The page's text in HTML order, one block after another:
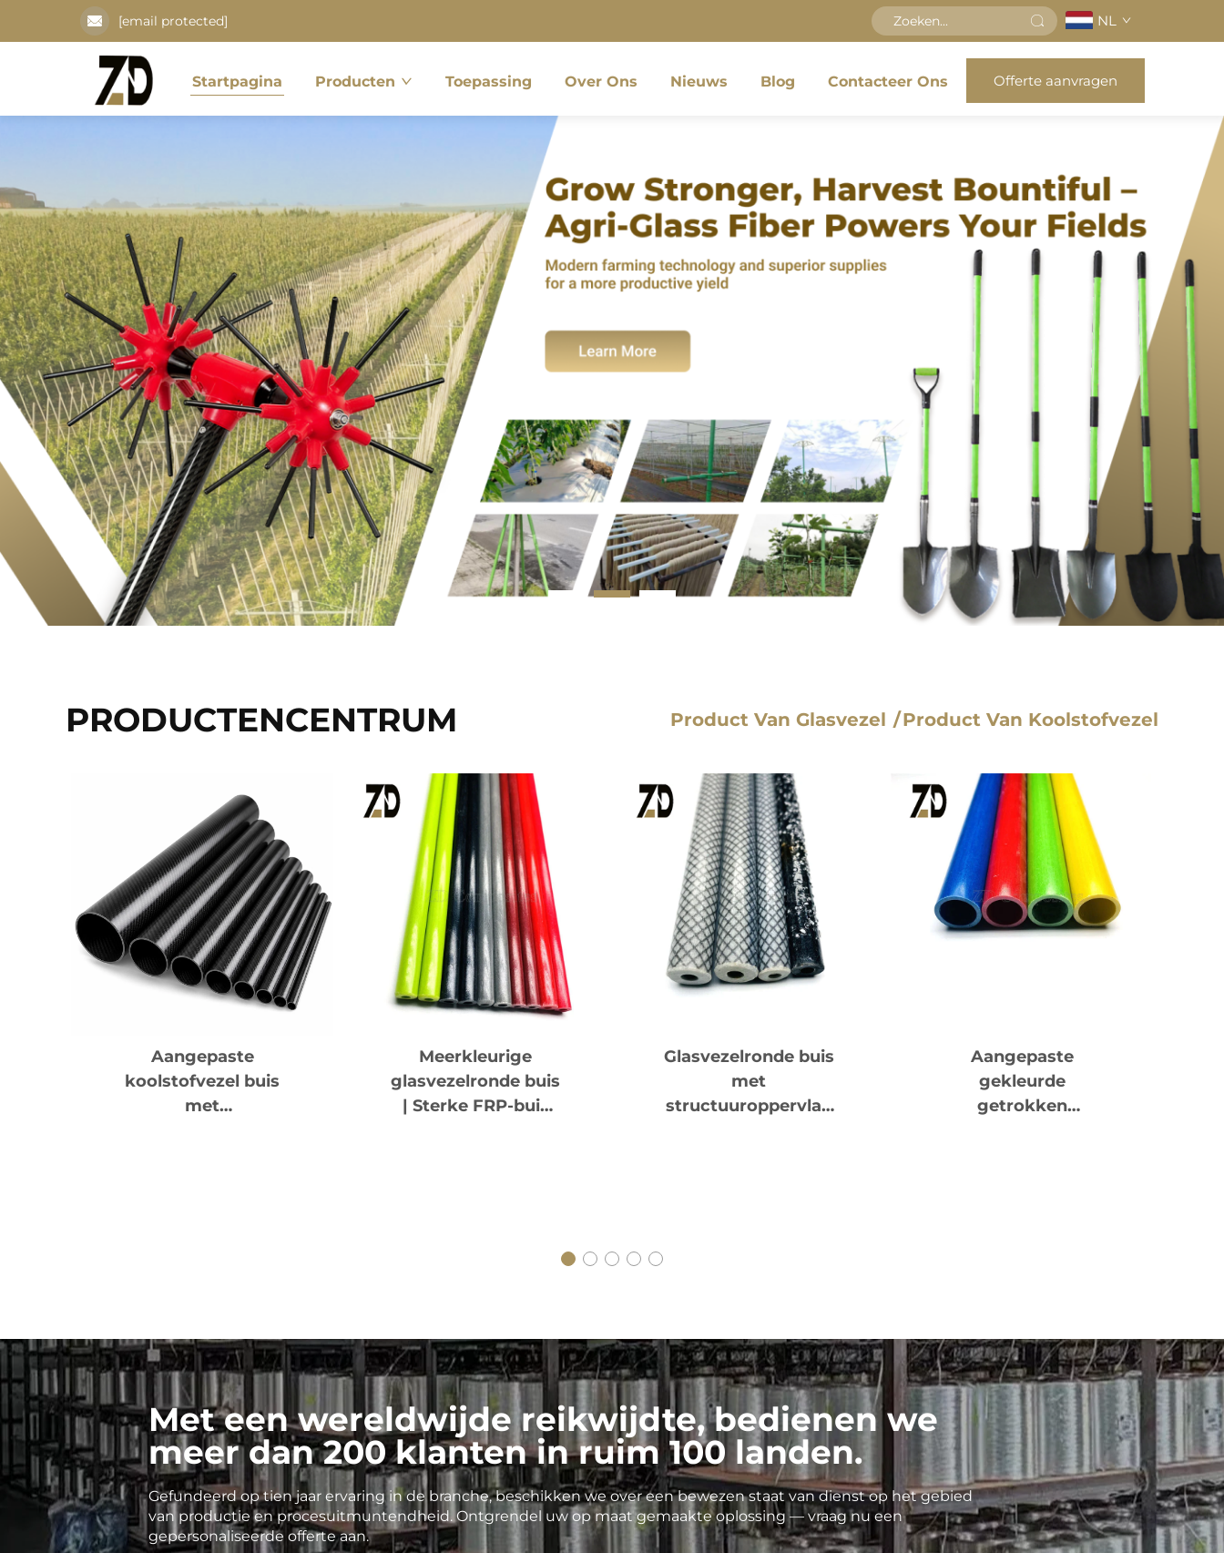
[email protected] NL
Startpagina Producten Toepassing Over Ons Nieuws Blog Contacteer Ons Offerte aanvragen
PRODUCTENCENTRUM Product Van Glasvezel Product Van Koolstofvezel
Aangepaste
koolstofvezel buis
met
Meerkleurige
glasvezelronde buis
| Sterke FRP-buis
Glasvezelronde buis
met
structuuroppervlak
Aangepaste
gekleurde
getrokken
Met een wereldwijde reikwijdte, bedienen we
meer dan 200 klanten in ruim 100 landen.
Gefundeerd op tien jaar ervaring in de branche, beschikken we over een bewezen staat van dienst op het gebied
van productie en procesuitmuntendheid. Ontgrendel uw op maat gemaakte oplossing — vraag nu een
gepersonaliseerde offerte aan.